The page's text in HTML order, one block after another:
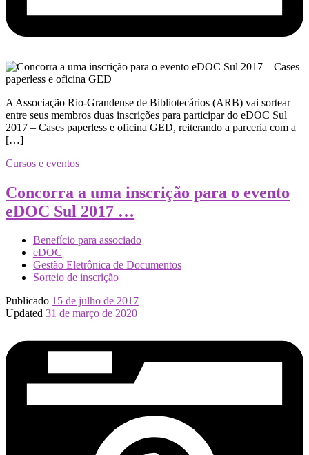
A Associação Rio-Grandense de Bibliotecários (ARB) vai sortear
entre ​​seus ​membros duas inscrições para participar do eDOC Sul
2017 – Cases paperless e oficina GED, reiterando a parceria com a
[…]
Cursos e eventos
Concorra a uma inscrição para o evento
eDOC Sul 2017 …
Benefício para associado
eDOC
Gestão Eletrônica de Documentos
Sorteio de inscrição
Publicado 15 de julho de 2017
Updated 31 de março de 2020